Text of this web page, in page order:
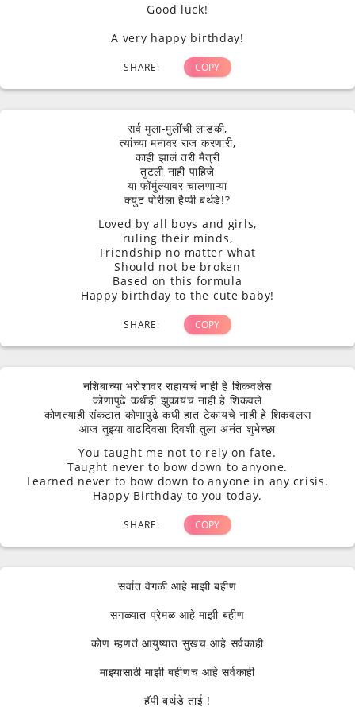
Good luck!
A very happy birthday!
SHARE: COPY
सर्व मुला-मुलींची लाडकी,
त्यांच्या मनावर राज करणारी,
काही झालं तरी मैत्री
तुटली नाही पाहिजे
या फॉर्मुल्यावर चालणाऱ्या
क्युट पोरीला हैप्पी बर्थडे!?
Loved by all boys and girls,
ruling their minds,
Friendship no matter what
Should not be broken
Based on this formula
Happy birthday to the cute baby!
SHARE: COPY
नशिबाच्या भरोशावर राहायचं नाही हे शिकवलेस
कोणापुढे कधीही झुकायचं नाही हे शिकवले
कोणत्याही संकटात कोणापुढे कधी हात टेकायचे नाही हे शिकवलस
आज तुझ्या वाढदिवसा दिवशी तुला अनंत शुभेच्छा
You taught me not to rely on fate.
Taught never to bow down to anyone.
Learned never to bow down to anyone in any crisis.
Happy Birthday to you today.
SHARE: COPY
सर्वात वेगळी आहे माझी बहीण
सगळ्यात प्रेमळ आहे माझी बहीण
कोण म्हणतं आयुष्यात सुखच आहे सर्वकाही
माझ्यासाठी माझी बहीणच आहे सर्वकाही
हॅपी बर्थडे ताई !